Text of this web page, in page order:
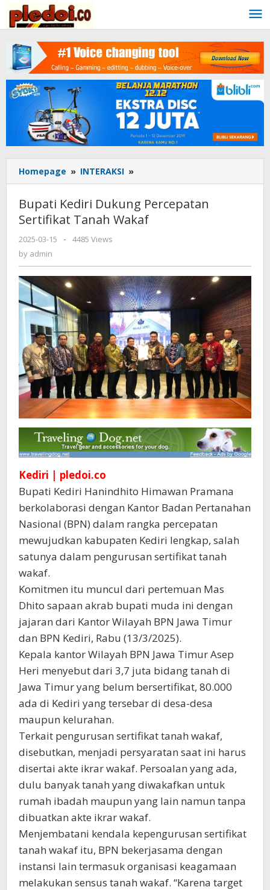
content
Homepage » INTERAKSI »
Kediri
Percepatan
Sertifikat
Bupati Kediri Dukung Percepatan
Sertifikat Tanah Wakaf
2025-03-15
by
-
4485 Views
by admin
Kediri | pledoi.co
Bupati Kediri Hanindhito Himawan Pramana
berkolaborasi dengan Kantor Badan Pertanahan
Nasional (BPN) dalam rangka percepatan
mewujudkan kabupaten Kediri lengkap, salah
satunya dalam pengurusan sertifikat tanah
wakaf.
Komitmen itu muncul dari pertemuan Mas
Dhito sapaan akrab bupati muda ini dengan
jajaran dari Kantor Wilayah BPN Jawa Timur
dan BPN Kediri, Rabu (13/3/2025).
Kepala kantor Wilayah BPN Jawa Timur Asep
Heri menyebut dari 3,7 juta bidang tanah di
Jawa Timur yang belum bersertifikat, 80.000
ada di Kediri yang tersebar di desa-desa
maupun kelurahan.
Terkait pengurusan sertifikat tanah wakaf,
disebutkan, menjadi persyaratan saat ini harus
disertai akte ikrar wakaf. Persoalan yang ada,
dulu banyak tanah yang diwakafkan untuk
rumah ibadah maupun yang lain namun tanpa
dibuatkan akte ikrar wakaf.
Menjembatani kendala kepengurusan sertifikat
tanah wakaf itu, BPN bekerjasama dengan
instansi lain termasuk organisasi keagamaan
melakukan sensus tanah wakaf. “Karena target